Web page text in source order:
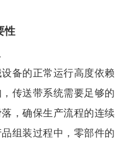
性
备的正常运行高度依赖
传送带系统需要足够的
，确保生产流程的连续
组装过程中，零部件的